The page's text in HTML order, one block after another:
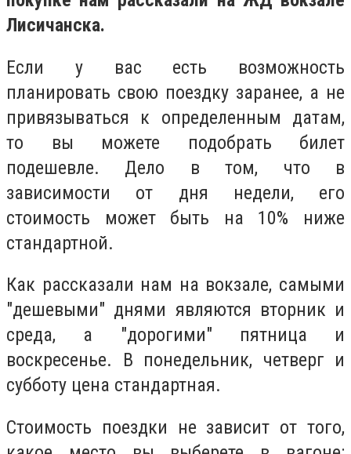
Лисичанска.
Если у вас есть возможность
планировать свою поездку заранее, а не
привязываться к определенным датам,
то вы можете подобрать билет
подешевле. Дело в том, что в
зависимости от дня недели, его
стоимость может быть на 10% ниже
стандартной.
Как рассказали нам на вокзале, самыми
"дешевыми" днями являются вторник и
среда, а "дорогими" пятница и
воскресенье. В понедельник, четверг и
субботу цена стандартная.
Стоимость поездки не зависит от того,